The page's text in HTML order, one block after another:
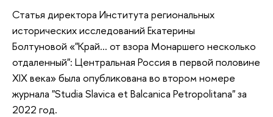
Статья директора Института региональных
исторических исследований Екатерины
Болтуновой «"Край… от взора Монаршего несколько
отдаленный": Центральная Россия в первой половине
XIX века» была опубликована во втором номере
журнала "Studia Slavica et Balcanica Petropolitana" за
2022 год.